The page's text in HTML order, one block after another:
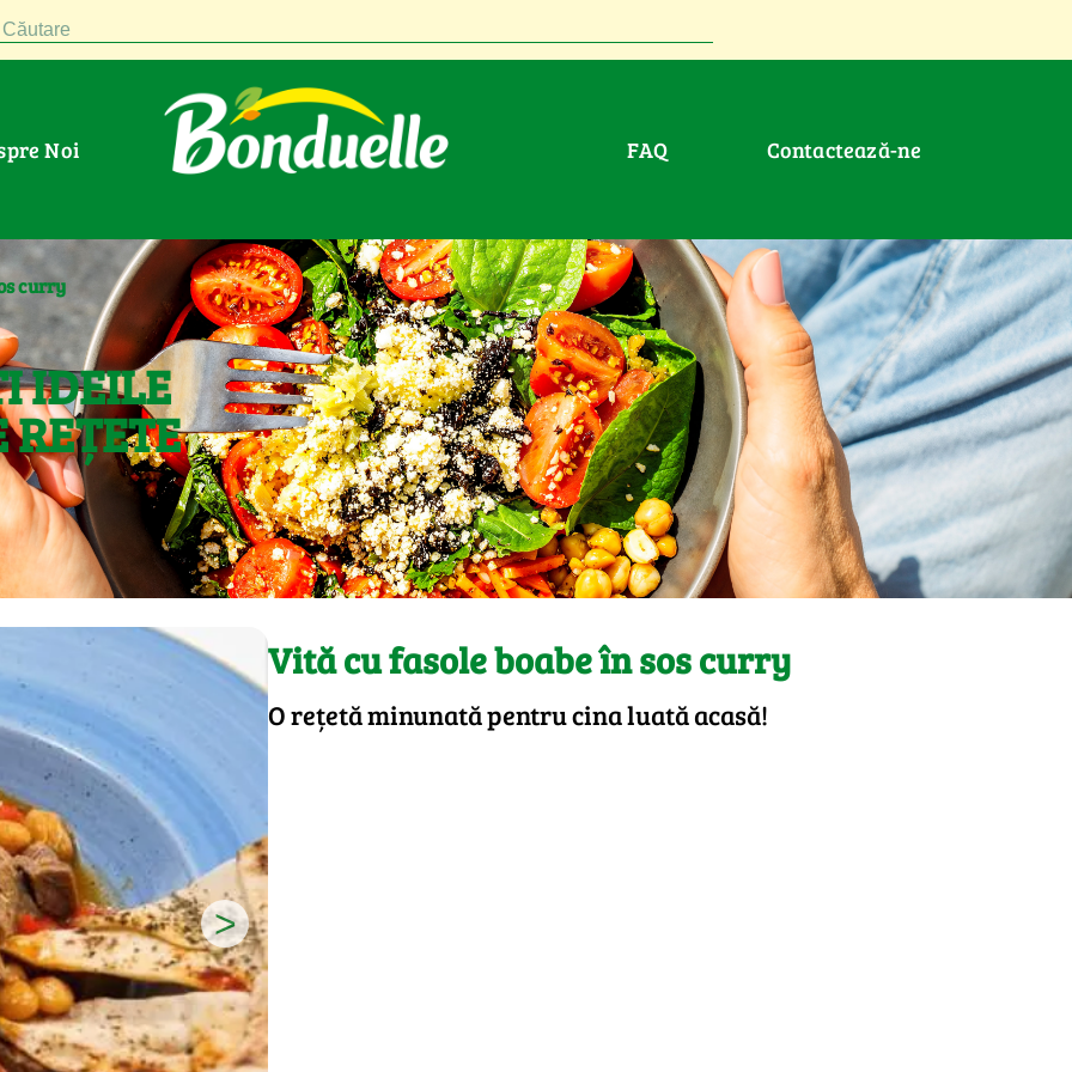
Noi FAQ Contactează-ne
curry
IDEILE
REȚETE
>
Vită cu fasole boabe în sos curry
O rețetă minunată pentru cina luată acasă!